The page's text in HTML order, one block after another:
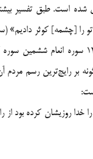
شده است. طبق تفسير
از آن دختر پيامبر اسلام(ص) است. قرآن كريم
بر رايج‌ترين رسم
روزيشان كرده بود از